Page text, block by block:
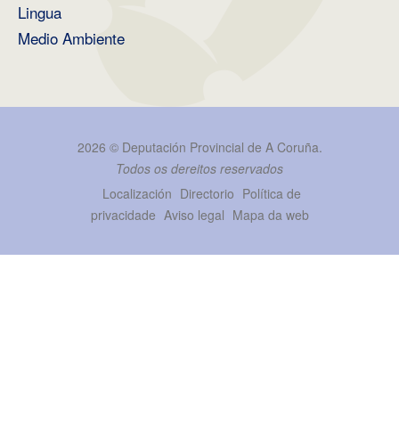
Lingua
Medio Ambiente
2026 © Deputación Provincial de A Coruña.
Todos os dereitos reservados
Localización Directorio Política de
privacidade Aviso legal Mapa da web